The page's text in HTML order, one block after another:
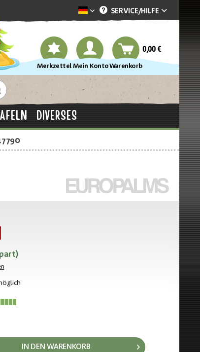
Dekotopia deutsch
SERVICE/HILFE
Merkzettel Mein KontoWarenkorb
0,00 €
DIVERSES
IN DEN WARENKORB